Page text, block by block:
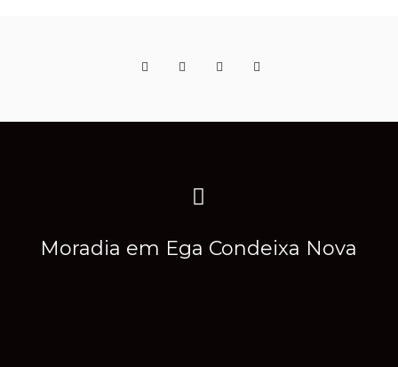
Moradia em Ega Condeixa Nova